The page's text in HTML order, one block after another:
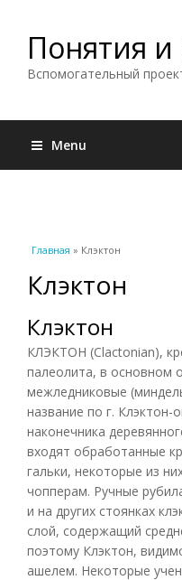
Понятия и
Вспомогательный
Menu
Вы здесь
Главная » Клэктон
Клэктон
Клэктон
КЛЭКТОН (Clactonian),
палеолита, в основном
межледниковые
название по г. Клэктон-
наконечника
входят обработанные
гальки, некоторые из
чопперам. Ручные
и на других стоянках
слой, содержащий
поэтому Клэктон,
ашелем. Некоторые